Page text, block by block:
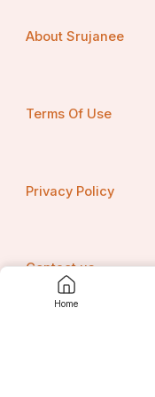
Home
About Srujanee
Terms Of Use
Privacy Policy
Contact us